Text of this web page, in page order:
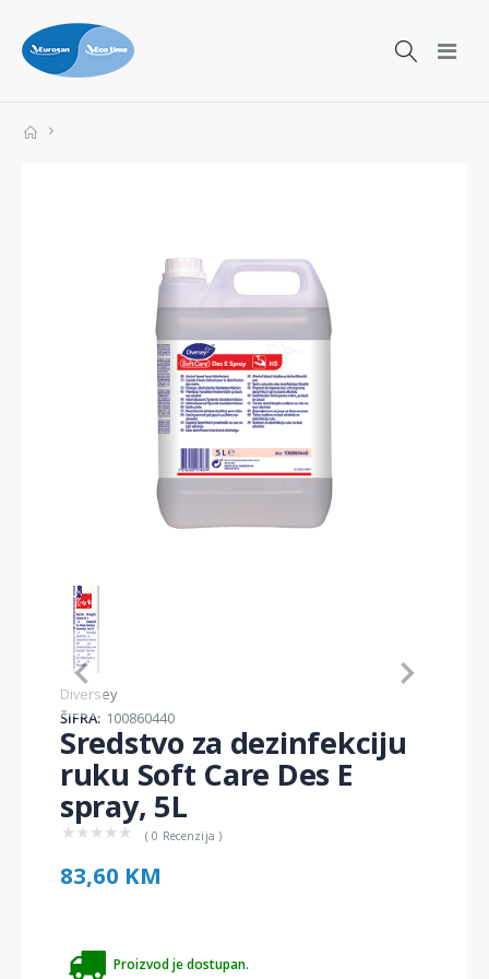
Item
1
of
1
Diversey
ŠIFRA: 100860440
Sredstvo za dezinfekciju
ruku Soft Care Des E
spray, 5L
★ ★ ★ ★ ★ ( 0 Recenzija )
83,60 KM
Proizvod je dostupan.